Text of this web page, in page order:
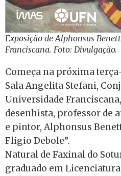
Exposição de Alphonsus
Franciscana. Foto: Divulgação.
Começa na próxima
Sala Angelita Stefani,
Universidade
desenhista, professor de
e pintor, Alphonsus
Fligio Debole”.
Natural de Faxinal do
graduado em Licenciatura